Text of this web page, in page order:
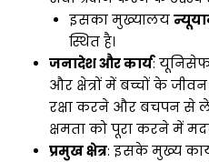
इसका मुख्यालय
स्थित है।
जनादेश और कार्य:
और क्षेत्रों में बच्चों के
रक्षा करने और बचपन से
क्षमता को पूरा करने में
प्रमुख क्षेत्र: इसके मुख्य